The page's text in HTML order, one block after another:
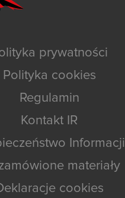
prywatności
Polityka cookies
Regulamin
Kontakt IR
Informacji
materiały
cookies